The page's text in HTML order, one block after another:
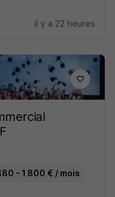
il y a 22 heures
- 1 800 € / mois